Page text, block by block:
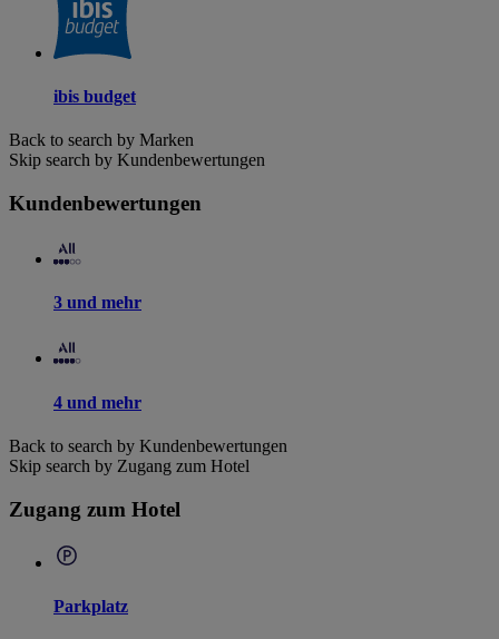
ibis budget
Back to search by Marken
Skip search by Kundenbewertungen
Kundenbewertungen
3 und mehr
4 und mehr
Back to search by Kundenbewertungen
Skip search by Zugang zum Hotel
Zugang zum Hotel
Parkplatz